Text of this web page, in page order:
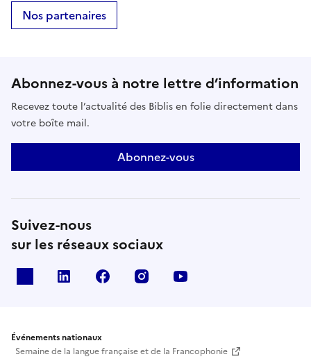
Nos partenaires
Abonnez-vous à notre lettre d’information
Recevez toute l’actualité des Biblis en folie directement dans
votre boîte mail.
Abonnez-vous
Suivez-nous
sur les réseaux sociaux
Linkedin Facebook Instagram
Événements nationaux
Semaine de la langue française et de la Francophonie